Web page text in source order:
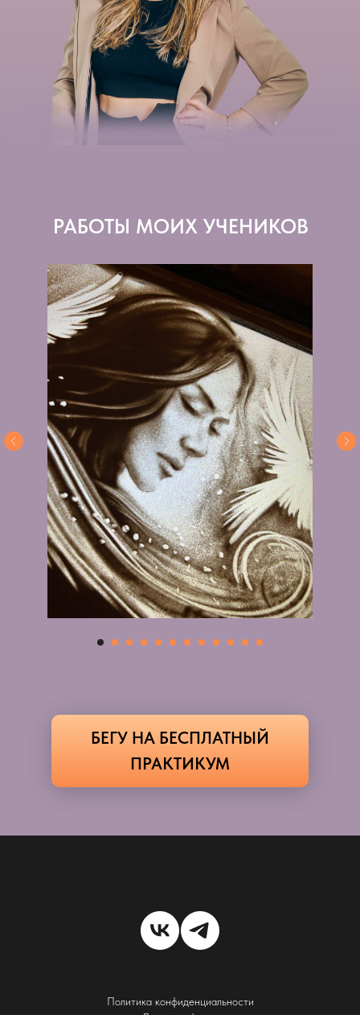
РАБОТЫ МОИХ УЧЕНИКОВ
БЕГУ НА БЕСПЛАТНЫЙ
ПРАКТИКУМ
Политика конфиденциальности